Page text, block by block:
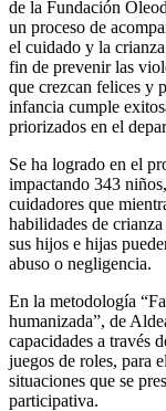
de la Fundación
un proceso de
el cuidado y la
fin de prevenir las
que crezcan felices y
infancia cumple
priorizados en el
Se ha logrado en el
impactando 343
cuidadores que
habilidades de
sus hijos e hijas
abuso o negligencia.
En la metodología
humanizada”, de
capacidades a través
juegos de roles, para
situaciones que se
participativa.